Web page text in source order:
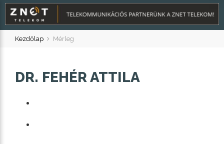
Kezdőlap Mérleg
DR. FEHÉR ATTILA